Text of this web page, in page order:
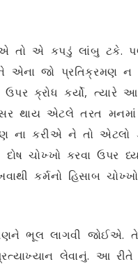
તો એ કપડું લાંબુ ટકે.
એના જો પ્રતિક્રમણ
ક્રોધ કર્યો, ત્યારે
એટલે તરત મનમાં
ના કરીએ ને તો
કરવા ઉપર
કર્મનો હિસાબ
ભૂલ લાગવી
લેવાનું. આ